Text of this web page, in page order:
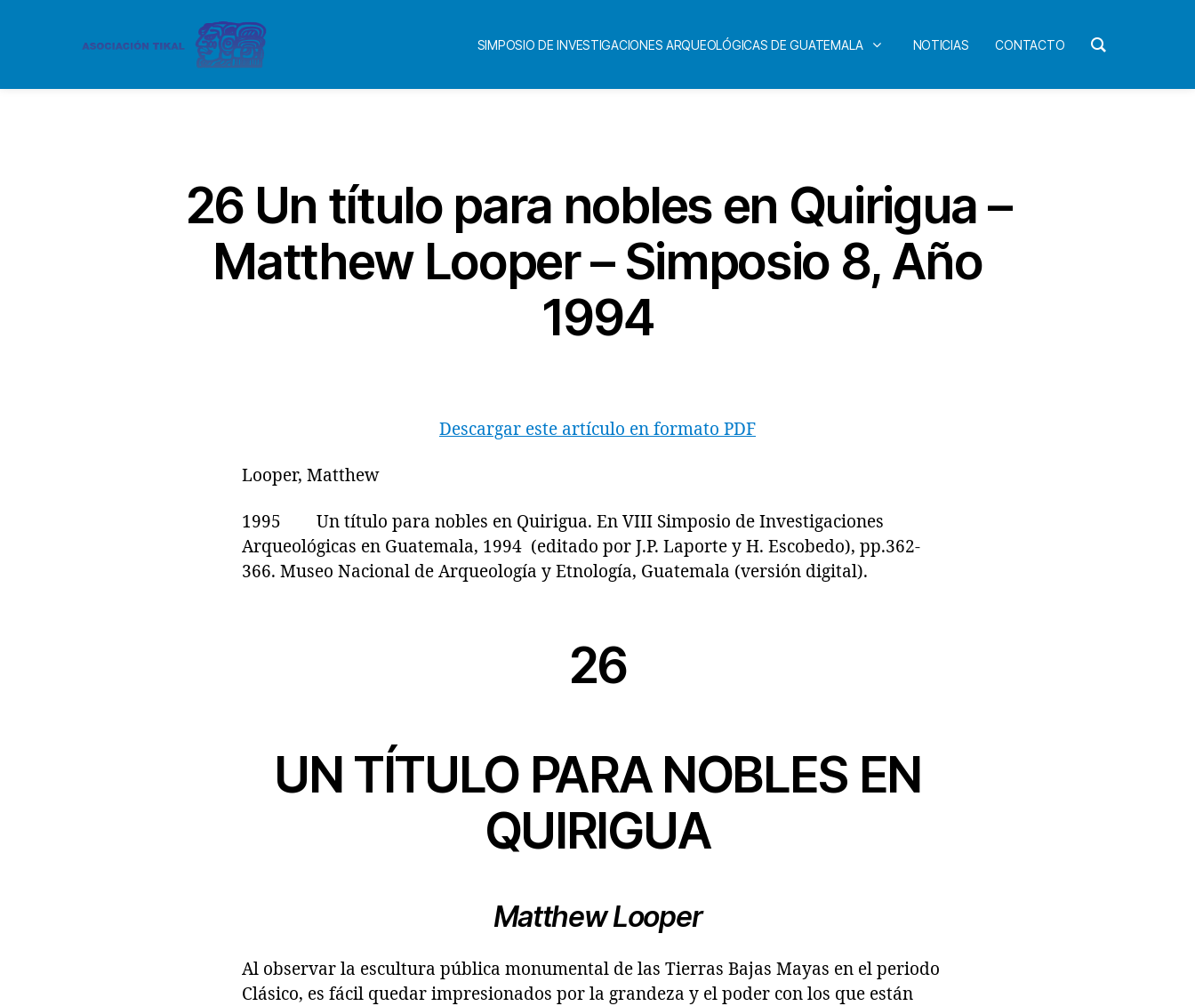
SIMPOSIO DE INVESTIGACIONES ARQUEOLÓGICAS DE GUATEMALA NOTICIAS CONTACTO
26 Un título para nobles en Quirigua –
Matthew Looper – Simposio 8, Año
1994
Descargar este artículo en formato PDF
Looper, Matthew
1995 Un título para nobles en Quirigua. En VIII Simposio de Investigaciones
Arqueológicas en Guatemala, 1994 (editado por J.P. Laporte y H. Escobedo), pp.362-
366. Museo Nacional de Arqueología y Etnología, Guatemala (versión digital).
26
UN TÍTULO PARA NOBLES EN
QUIRIGUA
Matthew Looper
Al observar la escultura pública monumental de las Tierras Bajas Mayas en el periodo
Clásico, es fácil quedar impresionados por la grandeza y el poder con los que están